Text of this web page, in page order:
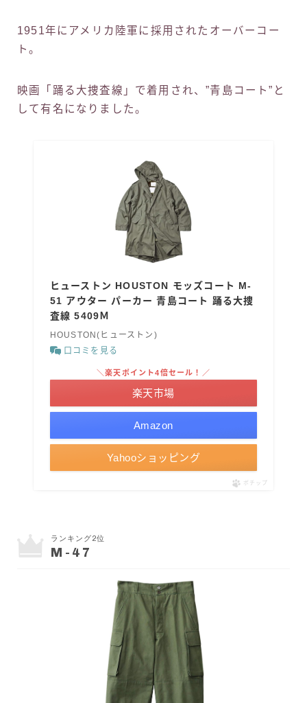
1951年にアメリカ陸軍に採用されたオーバーコー
ト。
映画「踊る大捜査線」で着用され、”青島コート”と
して有名になりました。
ヒューストン HOUSTON モッズコート M-
51 アウター パーカー 青島コート 踊る大捜
査線 5409Ｍ
HOUSTON(ヒューストン)
口コミを見る
Amazon
＼楽天ポイント4倍セール！／
楽天市場
Yahooショッピング
ポチップ
ランキング2位
M-47